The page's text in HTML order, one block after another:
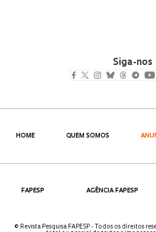
Siga-nos
HOME QUEM SOMOS
FAPESP AGÊNCIA FAPESP
© Revista Pesquisa FAPESP - Todos os direitos